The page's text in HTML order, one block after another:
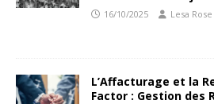
16/10/2025 Lesa Rose
L’Affacturage et la
Factor : Gestion des